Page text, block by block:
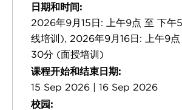
日期和时间:
2026年9月15日: 上午9点 至 下午
线培训), 2026年9月16日: 上午9点
30分 (面授培训)
课程开始和结束日期:
15 Sep 2026 | 16 Sep 2026
校园: